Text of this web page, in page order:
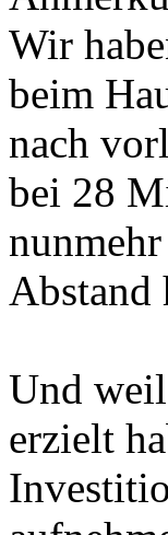
Wir
beim
nach
bei 28
Abstand
Und
erzielt